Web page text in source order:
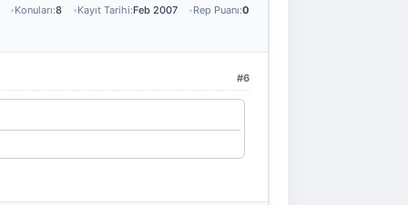
Konuları:8 Kayıt Tarihi:Feb 2007 Rep Puanı:0
#6